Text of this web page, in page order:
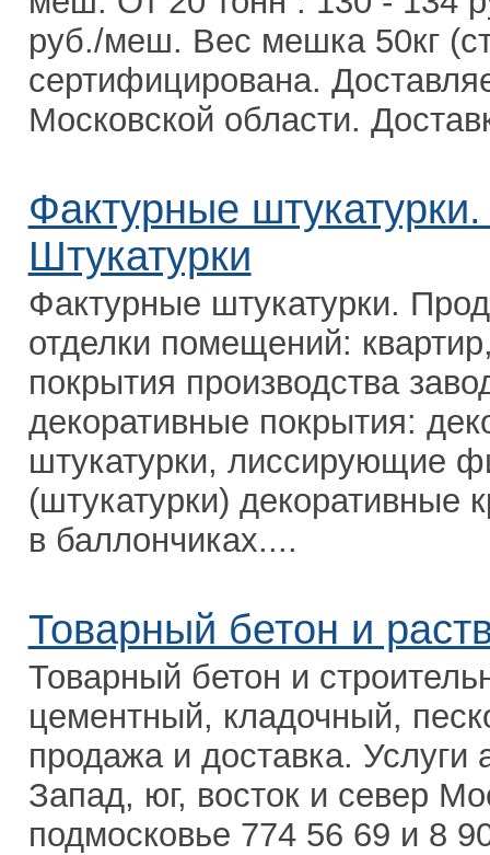
руб./меш. Вес мешка 50кг
сертифицирована.
Московской области.
Фактурные
Штукатурки
Фактурные штукатурки.
отделки помещений:
покрытия производства
декоративные покрытия:
штукатурки, лиссирующие
(штукатурки) декоративные
в баллончиках....
Товарный бетон и
Товарный бетон и
цементный, кладочный,
продажа и доставка. Услуги
Запад, юг, восток и север
подмосковье 774 56 69 и 8